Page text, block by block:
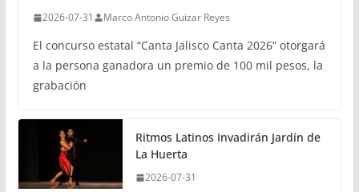
2026-07-31 Marco Antonio Guizar Reyes
El concurso estatal “Canta Jalisco Canta 2026” otorgará
a la persona ganadora un premio de 100 mil pesos, la
grabación
Ritmos Latinos Invadirán Jardín de
La Huerta
2026-07-31